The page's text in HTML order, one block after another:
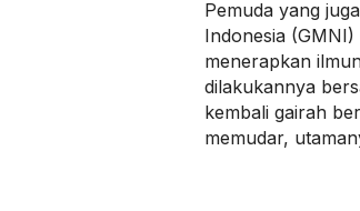
Pemuda yang
Indonesia
menerapkan
dilakukannya
kembali gairah
memudar,